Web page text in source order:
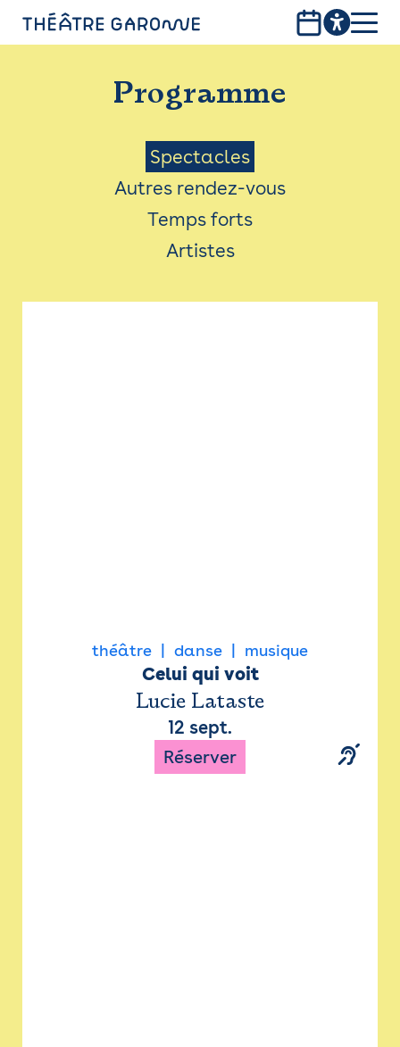
PROGRAMME
INFOS PRATIQUES
AVEC LES PUBLICS
ACCESSIBILITÉ
LES PRODUCTIONS
Programme
Menu
Saison
Spectacles
Autres rendez-vous
Temps forts
Artistes
théâtre danse musique
Celui qui voit
Lucie Lataste
12 sept.
Réserver